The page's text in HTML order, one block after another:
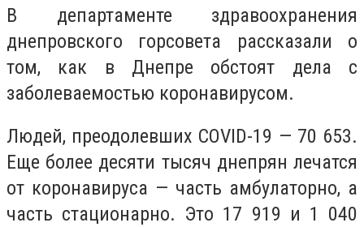
В департаменте здравоохранения
днепровского горсовета рассказали о
том, как в Днепре обстоят дела с
заболеваемостью коронавирусом.
Людей, преодолевших COVID-19 — 70 653.
Еще более десяти тысяч днепрян лечатся
от коронавируса — часть амбулаторно, а
часть стационарно. Это 17 919 и 1 040